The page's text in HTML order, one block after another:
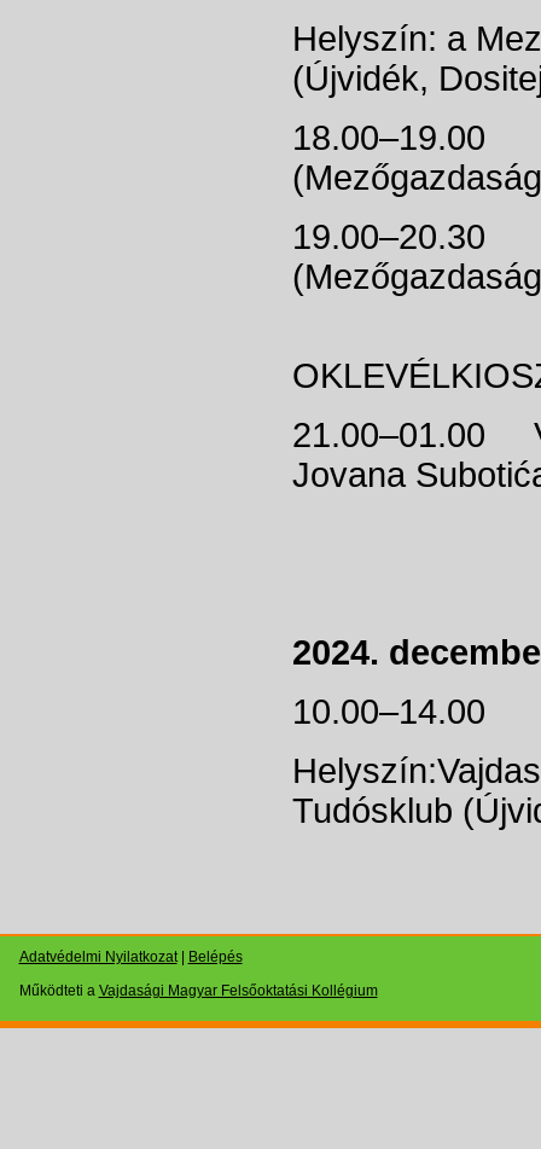
Helyszín: a
(Újvidék,
18.00–19.00
19.00–20.30
21.00–01.00
Jovana
2024.
10.00–14.00
Tudósklub
Adatvédelmi Nyilatkozat| Belépés
Működteti a Vajdasági Magyar Felsőoktatási Kollégium